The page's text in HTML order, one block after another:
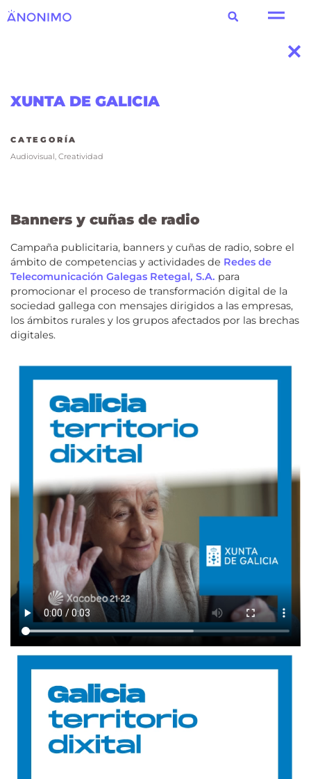
XUNTA DE GALICIA
CATEGORÍA
Audiovisual, Creatividad
Banners y cuñas de radio
Campaña publicitaria, banners y cuñas de radio, sobre el
ámbito de competencias y actividades de Redes de
Telecomunicación Galegas Retegal, S.A. para
promocionar el proceso de transformación digital de la
sociedad gallega con mensajes dirigidos a las empresas,
los ámbitos rurales y los grupos afectados por las brechas
digitales.